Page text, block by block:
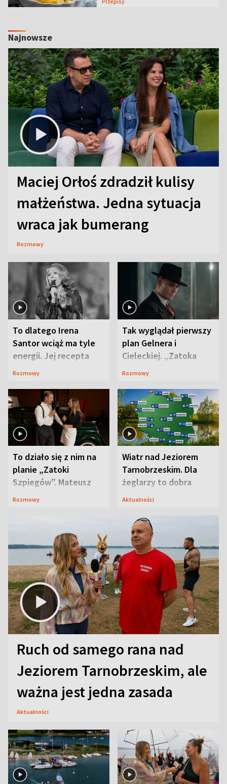
Najnowsze
Maciej Orłoś zdradził kulisy
małżeństwa. Jedna sytuacja
wraca jak bumerang
Rozmowy
To dlatego Irena
Santor wciąż ma tyle
energii. Jej recepta
jest zaskakująco
Rozmowy
Tak wyglądał pierwszy
plan Gelnera i
Cieleckiej. „Zatoka
szpiegów” od razu ich
Rozmowy
To działo się z nim na
planie „Zatoki
Szpiegów”. Mateusz
Janicki odsłonił
Rozmowy
Wiatr nad Jeziorem
Tarnobrzeskim. Dla
żeglarzy to dobra
wiadomość
Aktualności
Ruch od samego rana nad
Jeziorem Tarnobrzeskim, ale
ważna jest jedna zasada
Aktualności